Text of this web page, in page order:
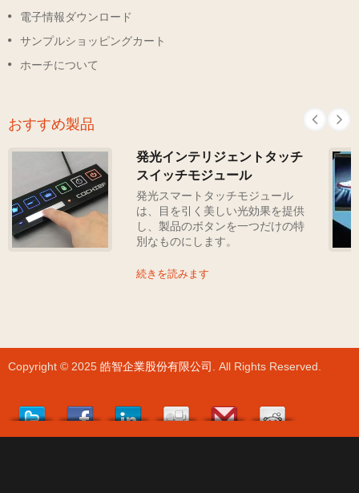
電子情報ダウンロード
サンプルショッピングカート
ホーチについて
おすすめ製品
発光インテリジェントタッチ
スイッチモジュール
発光スマートタッチモジュール
は、目を引く美しい光効果を提供
し、製品のボタンを一つだけの特
別なものにします。
続きを読みます
Copyright © 2025 皓智企業股份有限公司 . All Rights Reserved.